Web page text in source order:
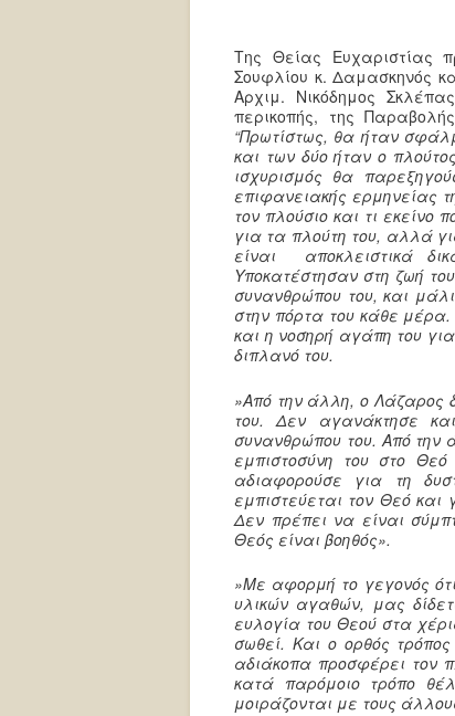
Της Θείας Ευχαριστίας
Σουφλίου κ. Δαμασκηνός
Αρχιμ. Νικόδημος
περικοπής, της
“Πρωτίστως, θα ήταν
και των δύο ήταν ο
ισχυρισμός θα
επιφανειακής ερμηνείας
τον πλούσιο και τι εκείνο
για τα πλούτη του, αλλά
είναι αποκλειστικά
Υποκατέστησαν στη ζωή
συνανθρώπου του, και
στην πόρτα του κάθε
και η νοσηρή αγάπη του
διπλανό του.
»Από την άλλη, ο Λάζαρος
του. Δεν αγανάκτησε
συνανθρώπου του. Από την
εμπιστοσύνη του στο
αδιαφορούσε για τη
εμπιστεύεται τον Θεό και
Δεν πρέπει να είναι
Θεός είναι βοηθός».
»Με αφορμή το γεγονός
υλικών αγαθών, μας
ευλογία του Θεού στα
σωθεί. Και ο ορθός
αδιάκοπα προσφέρει τον
κατά παρόμοιο τρόπο
μοιράζονται με τους